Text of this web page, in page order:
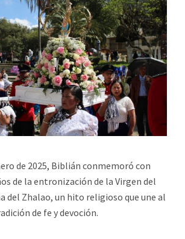
de 2025, Biblián conmemoró con
de la entronización de la Virgen del
del Zhalao, un hito religioso que une al
de fe y devoción.